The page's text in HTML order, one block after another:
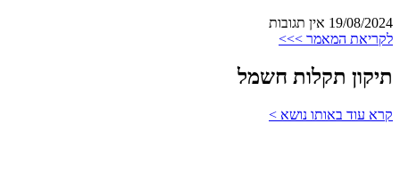
19/08/2024 אין תגובות
לקריאת המאמר >>>
תיקון תקלות חשמל
קרא עוד באותו נושא >